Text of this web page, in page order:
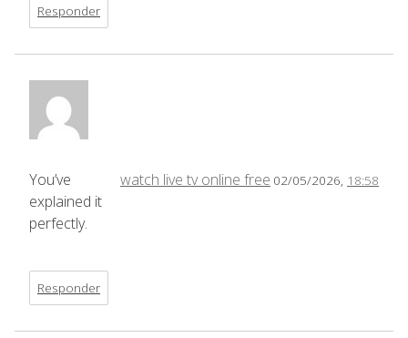
Responder
watch live tv online free 02/05/2026, 18:58
You’ve
explained it
perfectly.
Responder